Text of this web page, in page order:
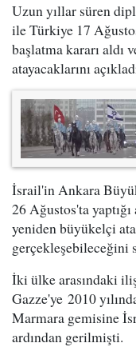
Uzun yıllar süren
ile Türkiye 17
başlatma kararı
atayacaklarını
İsrail'in Ankara
26 Ağustos'ta
yeniden büyükelçi
gerçekleşebileceğini
İki ülke arasındaki
Gazze'ye 2010
Marmara gemisine
ardından gerilmişti.